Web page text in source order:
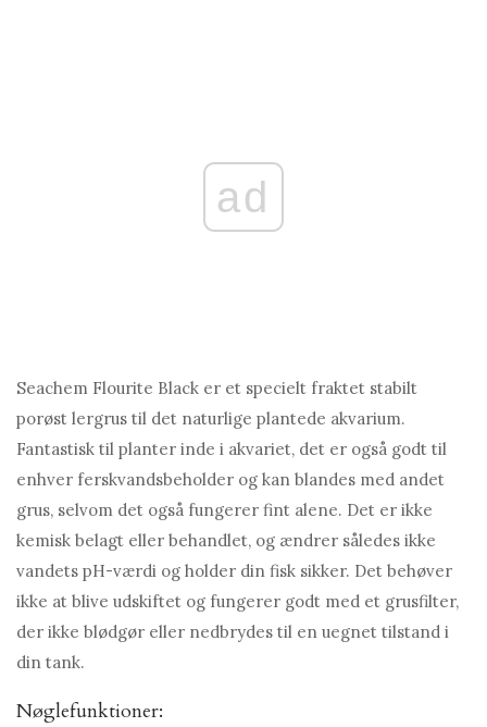
ad
Seachem Flourite Black er et specielt fraktet stabilt
porøst lergrus til det naturlige plantede akvarium.
Fantastisk til planter inde i akvariet, det er også godt til
enhver ferskvandsbeholder og kan blandes med andet
grus, selvom det også fungerer fint alene. Det er ikke
kemisk belagt eller behandlet, og ændrer således ikke
vandets pH-værdi og holder din fisk sikker. Det behøver
ikke at blive udskiftet og fungerer godt med et grusfilter,
der ikke blødgør eller nedbrydes til en uegnet tilstand i
din tank.
Nøglefunktioner: